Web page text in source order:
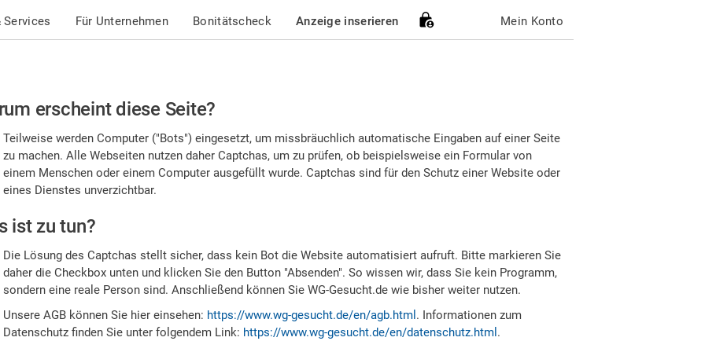
Services Für Unternehmen Bonitätscheck Anzeige inserieren Mein Konto
erscheint diese Seite?
Teilweise werden Computer ("Bots") eingesetzt, um missbräuchlich automatische Eingaben auf einer Seite
zu machen. Alle Webseiten nutzen daher Captchas, um zu prüfen, ob beispielsweise ein Formular von
einem Menschen oder einem Computer ausgefüllt wurde. Captchas sind für den Schutz einer Website oder
eines Dienstes unverzichtbar.
ist zu tun?
Die Lösung des Captchas stellt sicher, dass kein Bot die Website automatisiert aufruft. Bitte markieren Sie
daher die Checkbox unten und klicken Sie den Button "Absenden". So wissen wir, dass Sie kein Programm,
sondern eine reale Person sind. Anschließend können Sie WG-Gesucht.de wie bisher weiter nutzen.
Unsere AGB können Sie hier einsehen: https://www.wg-gesucht.de/en/agb.html . Informationen zum
Datenschutz finden Sie unter folgendem Link: https://www.wg-gesucht.de/en/datenschutz.html .